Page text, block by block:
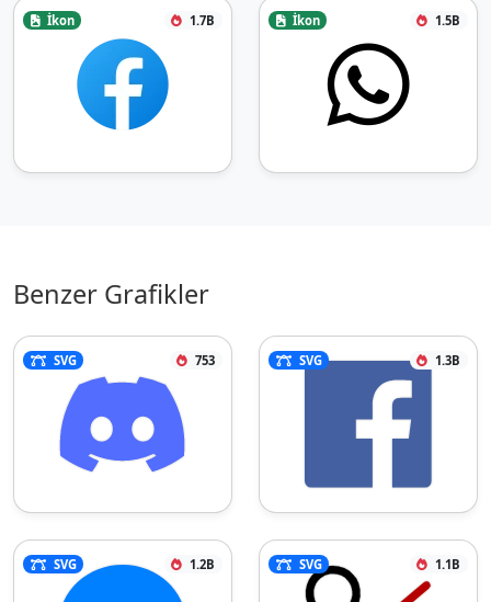
İkon 1.7B İkon 1.5B
Benzer Grafikler
SVG 753 SVG 1.3B
SVG 1.2B SVG 1.1B